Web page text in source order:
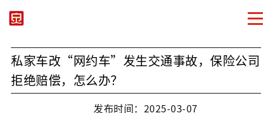
私家车改“网约车”发生交通事故，保险公司
拒绝赔偿，怎么办？
发布时间：2025-03-07